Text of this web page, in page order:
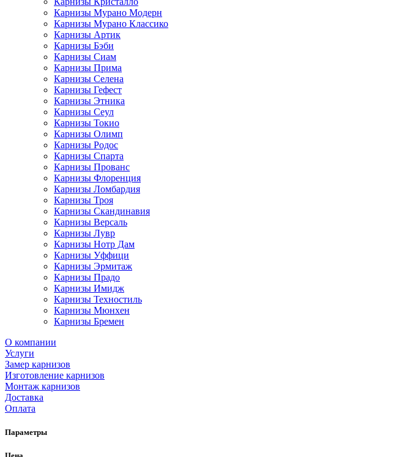
Карнизы Мурано Модерн
Карнизы Мурано Классико
Карнизы Артик
Карнизы Бэби
Карнизы Сиам
Карнизы Прима
Карнизы Селена
Карнизы Гефест
Карнизы Этника
Карнизы Сеул
Карнизы Токио
Карнизы Олимп
Карнизы Родос
Карнизы Спарта
Карнизы Прованс
Карнизы Флоренция
Карнизы Ломбардия
Карнизы Троя
Карнизы Скандинавия
Карнизы Версаль
Карнизы Лувр
Карнизы Нотр Дам
Карнизы Уффици
Карнизы Эрмитаж
Карнизы Прадо
Карнизы Имидж
Карнизы Техностиль
Карнизы Мюнхен
Карнизы Бремен
О компании
Услуги
Замер карнизов
Изготовление карнизов
Монтаж карнизов
Доставка
Оплата
Параметры